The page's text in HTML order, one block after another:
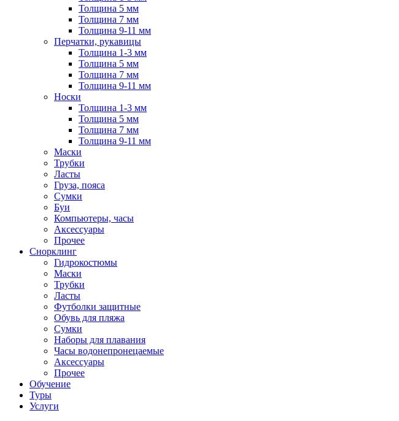
Толщина 5 мм
Толщина 7 мм
Толщина 9-11 мм
Перчатки, рукавицы
Толщина 1-3 мм
Толщина 5 мм
Толщина 7 мм
Толщина 9-11 мм
Носки
Толщина 1-3 мм
Толщина 5 мм
Толщина 7 мм
Толщина 9-11 мм
Маски
Трубки
Ласты
Груза, пояса
Сумки
Буи
Компьютеры, часы
Аксессуары
Прочее
Снорклинг
Гидрокостюмы
Маски
Трубки
Ласты
Футболки защитные
Обувь для пляжа
Сумки
Наборы для плавания
Часы водонепронецаемые
Аксессуары
Прочее
Обучение
Туры
Услуги